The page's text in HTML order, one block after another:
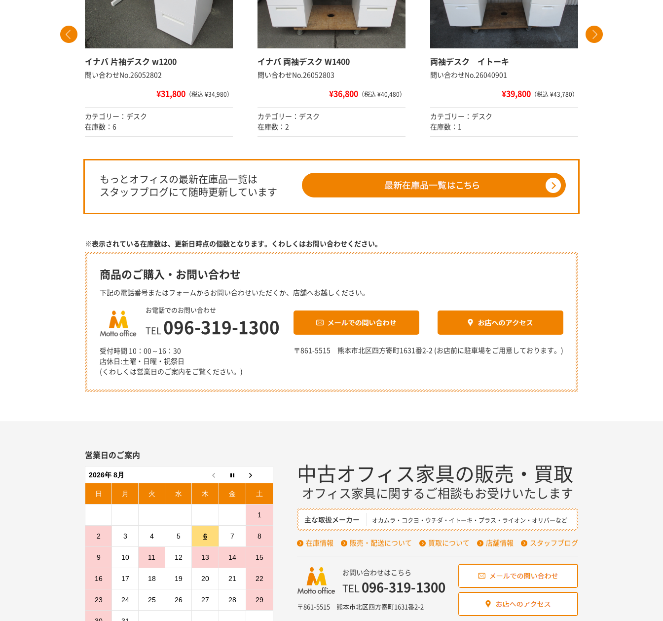
イナバ 片袖デスク w1200
問い合わせNo.26052802
¥31,800 （税込 ¥34,980）
カテゴリー：デスク
在庫数：6
イナバ 両袖デスク W1400
問い合わせNo.26052803
¥36,800 （税込 ¥40,480）
カテゴリー：デスク
在庫数：2
両袖デスク イトーキ
問い合わせNo.26040901
¥39,800 （税込 ¥43,780）
カテゴリー：デスク
在庫数：1
もっとオフィスの最新在庫品一覧は
スタッフブログにて随時更新しています
※表示されている在庫数は、更新日時点の個数となります。くわしくはお問い合わせください。
商品のご購入・お問い合わせ
下記の電話番号またはフォームからお問い合わせいただくか、店舗へお越しください。
お電話でのお問い合わせ
TEL 096-319-1300
受付時間 10：00～16：30
店休日:土曜・日曜・祝祭日
(くわしくは営業日のご案内をご覧ください。)
〒861-5515 熊本市北区四方寄町1631番2-2 (お店前に駐車場をご用意しております。)
営業日のご案内
2026年 8月
日 月 火 水 木 金 土
1
2 3 4 5 6 7 8
9 10 11 12 13 14 15
16 17 18 19 20 21 22
23 24 25 26 27 28 29
中古オフィス家具の販売・買取
オフィス家具に関するご相談もお受けいたします
主な取扱メーカー オカムラ・コクヨ・ウチダ・イトーキ・プラス・ライオン・オリバーなど
在庫情報 販売・配送について 買取について 店舗情報 スタッフブログ
お問い合わせはこちら
TEL 096-319-1300
〒861-5515 熊本市北区四方寄町1631番2-2